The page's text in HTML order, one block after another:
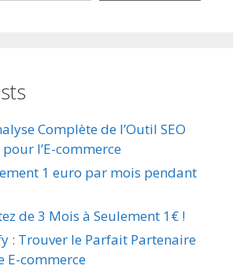
Complète de l’Outil SEO
l’E-commerce
1 euro par mois pendant
de 3 Mois à Seulement 1€ !
: Trouver le Parfait Partenaire
E-commerce